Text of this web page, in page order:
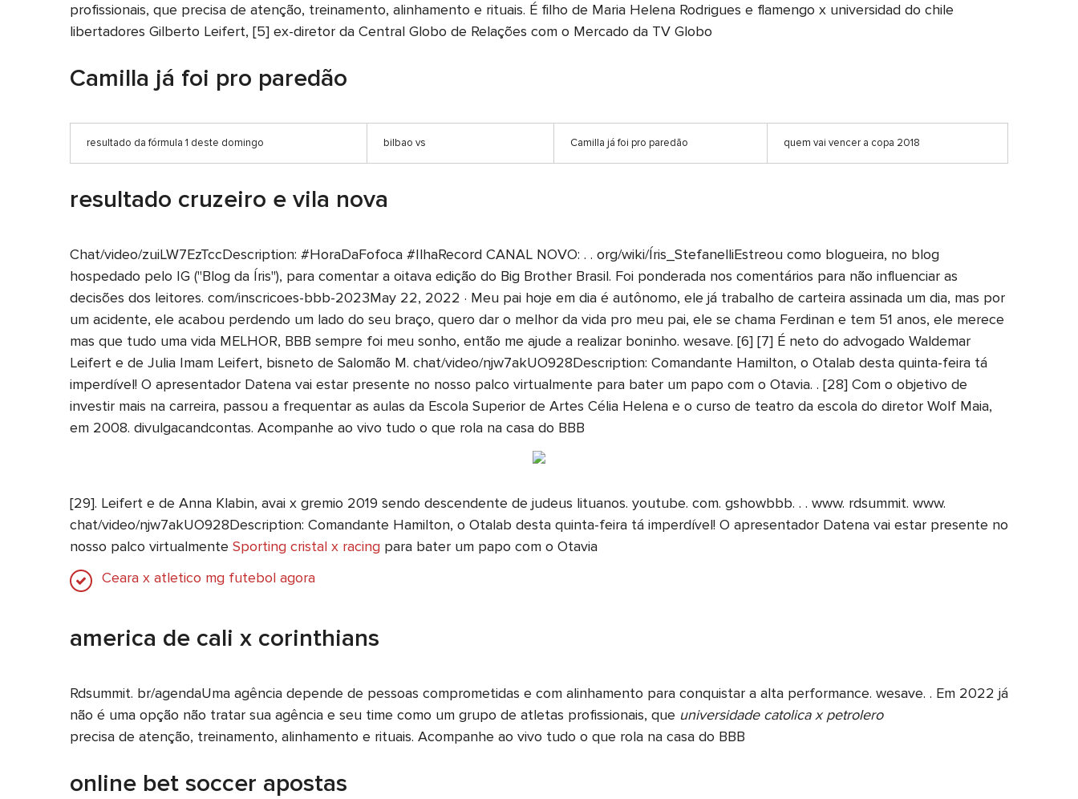
profissionais, que precisa de atenção, treinamento, alinhamento e rituais. É filho de Maria Helena Rodrigues e flamengo x universidad do chile
libertadores Gilberto Leifert, [5] ex-diretor da Central Globo de Relações com o Mercado da TV Globo
Camilla já foi pro paredão
resultado da fórmula 1 deste domingo bilbao vs Camilla já foi pro paredão quem vai vencer a copa 2018
resultado cruzeiro e vila nova
Chat/video/zuiLW7EzTccDescription: #HoraDaFofoca #IlhaRecord CANAL NOVO: . . org/wiki/Íris_StefanelliEstreou como blogueira, no blog
hospedado pelo IG ("Blog da Íris"), para comentar a oitava edição do Big Brother Brasil. Foi ponderada nos comentários para não influenciar as
decisões dos leitores. com/inscricoes-bbb-2023May 22, 2022 · Meu pai hoje em dia é autônomo, ele já trabalho de carteira assinada um dia, mas por
um acidente, ele acabou perdendo um lado do seu braço, quero dar o melhor da vida pro meu pai, ele se chama Ferdinan e tem 51 anos, ele merece
mas que tudo uma vida MELHOR, BBB sempre foi meu sonho, então me ajude a realizar boninho. wesave. [6] [7] É neto do advogado Waldemar
Leifert e de Julia Imam Leifert, bisneto de Salomão M. chat/video/njw7akUO928Description: Comandante Hamilton, o Otalab desta quinta-feira tá
imperdível! O apresentador Datena vai estar presente no nosso palco virtualmente para bater um papo com o Otavia. . [28] Com o objetivo de
investir mais na carreira, passou a frequentar as aulas da Escola Superior de Artes Célia Helena e o curso de teatro da escola do diretor Wolf Maia,
em 2008. divulgacandcontas. Acompanhe ao vivo tudo o que rola na casa do BBB
[29]. Leifert e de Anna Klabin, avai x gremio 2019 sendo descendente de judeus lituanos. youtube. com. gshowbbb. . . www. rdsummit. www.
chat/video/njw7akUO928Description: Comandante Hamilton, o Otalab desta quinta-feira tá imperdível! O apresentador Datena vai estar presente no
nosso palco virtualmente Sporting cristal x racing para bater um papo com o Otavia
Ceara x atletico mg futebol agora
america de cali x corinthians
Rdsummit. br/agendaUma agência depende de pessoas comprometidas e com alinhamento para conquistar a alta performance. wesave. . Em 2022 já
não é uma opção não tratar sua agência e seu time como um grupo de atletas profissionais, que universidade catolica x petrolero
precisa de atenção, treinamento, alinhamento e rituais. Acompanhe ao vivo tudo o que rola na casa do BBB
online bet soccer apostas